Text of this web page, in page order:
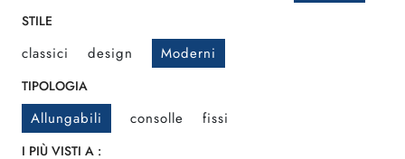
STILE
classici design Moderni
TIPOLOGIA
Allungabili consolle fissi
I PIÙ VISTI A :